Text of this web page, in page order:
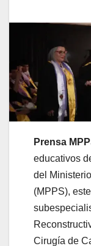
Prensa
educativos
del
(MPPS),
Cirugía de